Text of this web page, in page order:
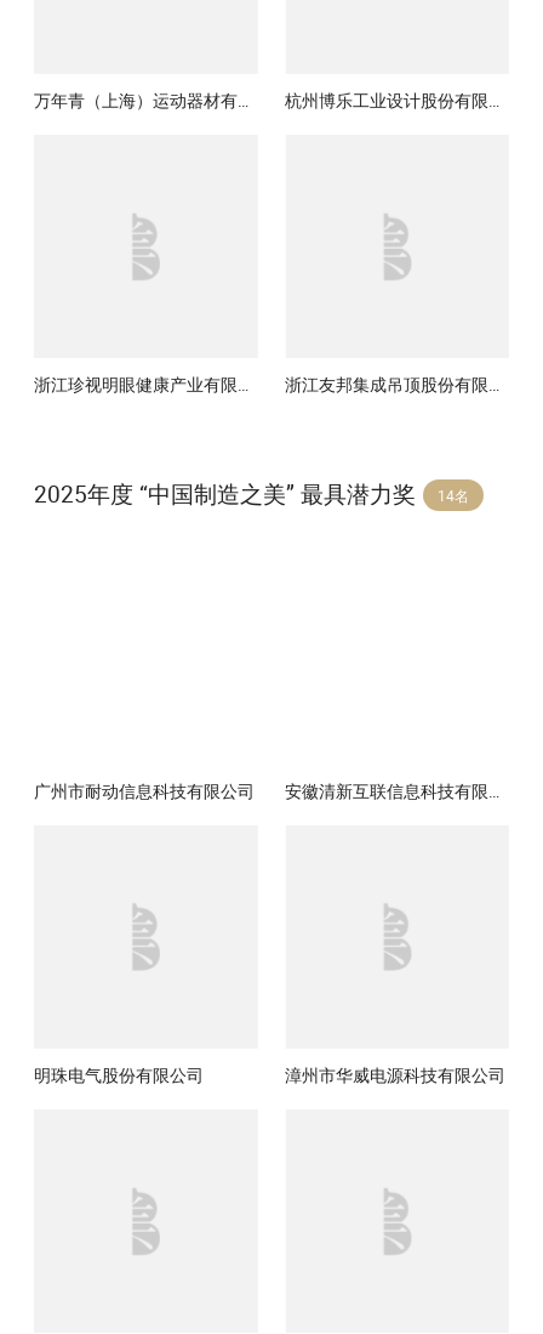
万年青（上海）运动器材有限公司 杭州博乐工业设计股份有限公司
浙江珍视明眼健康产业有限公司 浙江友邦集成吊顶股份有限公司
2025年度 “中国制造之美” 最具潜力奖 14名
广州市耐动信息科技有限公司
明珠电气股份有限公司 漳州市华威电源科技有限公司